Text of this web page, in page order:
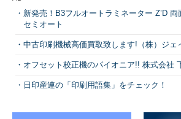
新発売！B3フルオートラミネーター Z’D
セミオート
中古印刷機械高価買取致します!（株）ジェ
オフセット校正機のパイオニア!! 株式会社
日印産連の「印刷用語集」をチェック！